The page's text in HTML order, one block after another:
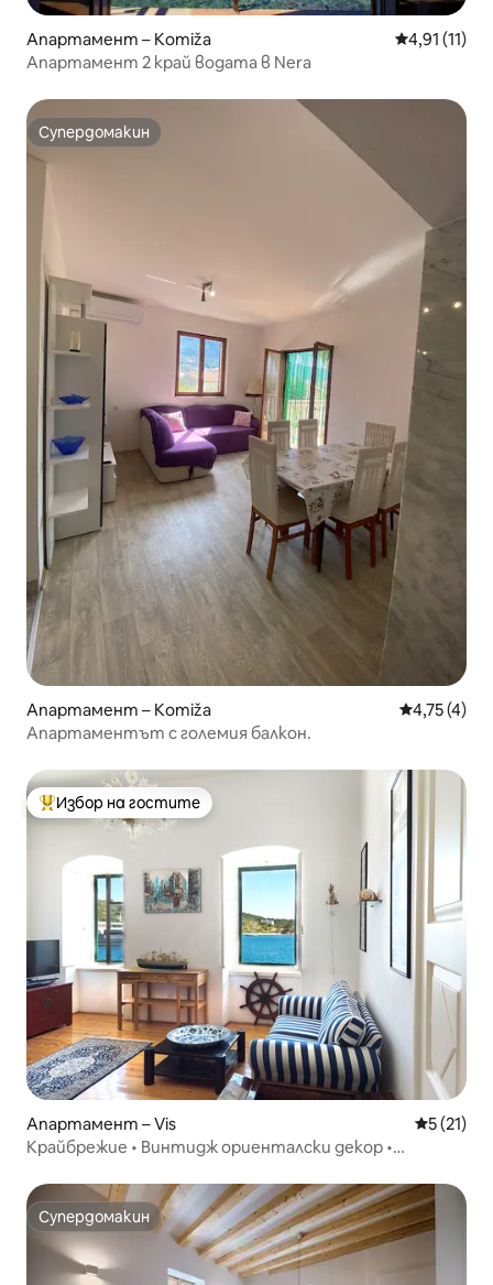
Апартамент – Komiža Средна
4,91 (11)
Апартамент 2 край водата в Nera
Супердомакин
Супердомакин
Апартамент – Komiža Средна
4,75 (4)
Апартаментът с големия балкон.
Най-популярен избор на гостите
Избор на гостите
Апартамент – Vis Средна
5 (21)
Крайбрежие • Винтидж ориенталски декор •
Супердомакин
Супердомакин